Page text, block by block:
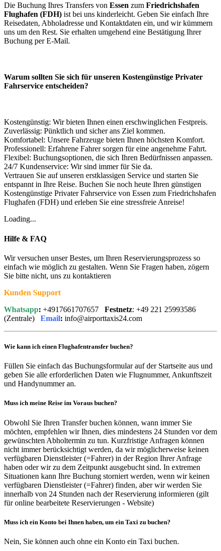
Die Buchung Ihres Transfers von Essen zum Friedrichshafen
Flughafen (FDH) ist bei uns kinderleicht. Geben Sie einfach Ihre
Reisedaten, Abholadresse und Kontaktdaten ein, und wir kümmern
uns um den Rest. Sie erhalten umgehend eine Bestätigung Ihrer
Buchung per E-Mail.
Warum sollten Sie sich für unseren Kostengünstige Privater
Fahrservice entscheiden?
Kostengünstig: Wir bieten Ihnen einen erschwinglichen Festpreis.
Zuverlässig: Pünktlich und sicher ans Ziel kommen.
Komfortabel: Unsere Fahrzeuge bieten Ihnen höchsten Komfort.
Professionell: Erfahrene Fahrer sorgen für eine angenehme Fahrt.
Flexibel: Buchungsoptionen, die sich Ihren Bedürfnissen anpassen.
24/7 Kundenservice: Wir sind immer für Sie da.
Vertrauen Sie auf unseren erstklassigen Service und starten Sie
entspannt in Ihre Reise. Buchen Sie noch heute Ihren günstigen
Kostengünstige Privater Fahrservice von Essen zum Friedrichshafen
Flughafen (FDH) und erleben Sie eine stressfreie Anreise!
Loading...
Hilfe & FAQ
Wir versuchen unser Bestes, um Ihren Reservierungsprozess so
einfach wie möglich zu gestalten. Wenn Sie Fragen haben, zögern
Sie bitte nicht, uns zu kontaktieren
Kunden Support
Whatsapp: +4917661707657 Festnetz: +49 221 25993586
(Zentrale) Email: info@airporttaxis24.com
Wie kann ich einen Flughafentransfer buchen?
Füllen Sie einfach das Buchungsformular auf der Startseite aus und
geben Sie alle erforderlichen Daten wie Flugnummer, Ankunftszeit
und Handynummer an.
Muss ich meine Reise im Voraus buchen?
Obwohl Sie Ihren Transfer buchen können, wann immer Sie
möchten, empfehlen wir Ihnen, dies mindestens 24 Stunden vor dem
gewünschten Abholtermin zu tun. Kurzfristige Anfragen können
nicht immer berücksichtigt werden, da wir möglicherweise keinen
verfügbaren Dienstleister (=Fahrer) in der Region Ihrer Anfrage
haben oder wir zu dem Zeitpunkt ausgebucht sind. In extremen
Situationen kann Ihre Buchung storniert werden, wenn wir keinen
verfügbaren Dienstleister (=Fahrer) finden, aber wir werden Sie
innerhalb von 24 Stunden nach der Reservierung informieren (gilt
für online bearbeitete Reservierungen - Website)
Muss ich ein Konto bei Ihnen haben, um ein Taxi zu buchen?
Nein, Sie können auch ohne ein Konto ein Taxi buchen.